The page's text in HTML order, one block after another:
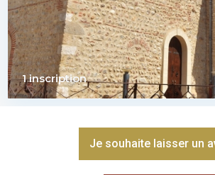
1 inscription
Je souhaite laisser un